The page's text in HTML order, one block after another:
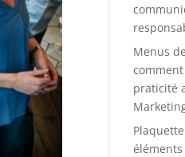
Menus
praticité